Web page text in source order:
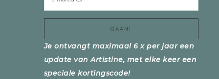
Je ontvangt maximaal 6 x per jaar een
update van Artistine, met elke keer een
speciale kortingscode!